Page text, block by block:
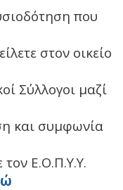
που
στον οικείο
Σύλλογοι μαζί
και συμφωνία
Ε.Ο.Π.Υ.Υ.